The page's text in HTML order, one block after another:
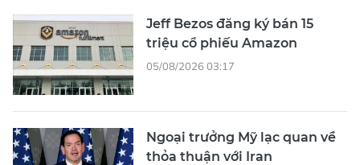
Jeff Bezos đăng ký bán 15
triệu cổ phiếu Amazon
05/08/2026 03:17
Ngoại trưởng Mỹ lạc quan về
thỏa thuận với Iran